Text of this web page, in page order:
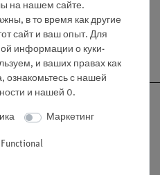
oben
на нашем сайте.
в то время как другие
сайт и ваш опыт. Для
информации о куки-
и ваших правах как
ознакомьтесь с нашей
и нашей 0.
Маркетинг
Functional